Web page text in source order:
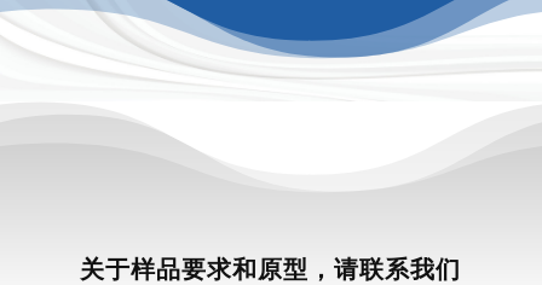
关于样品要求和原型，请联系我们